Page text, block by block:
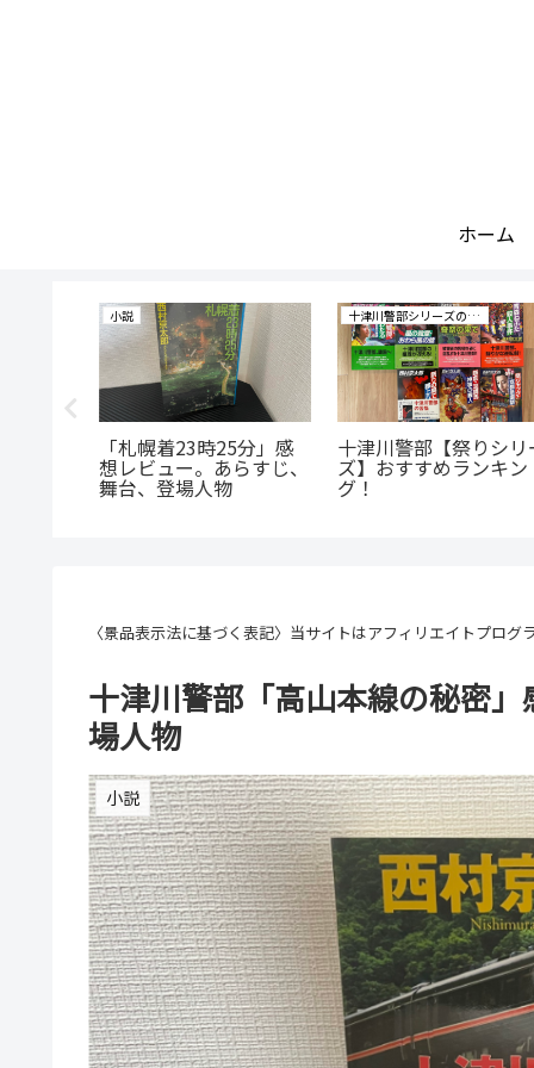
ホーム
小説
「札幌着23時25分」感
想レビュー。あらすじ、
舞台、登場人物
十津川警部シリーズの研究
十津川警部【祭りシリ
ズ】おすすめランキン
グ！
〈景品表示法に基づく表記〉当サイトはアフィリエイトプログ
十津川警部「高山本線の秘密
場人物
小説